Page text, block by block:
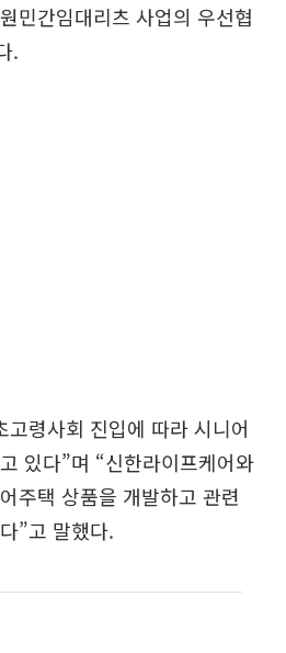
민간임대리츠 사업의 우선협
.
고령사회 진입에 따라 시니어
있다”며 “신한라이프케어와
주택 상품을 개발하고 관련
”고 말했다.